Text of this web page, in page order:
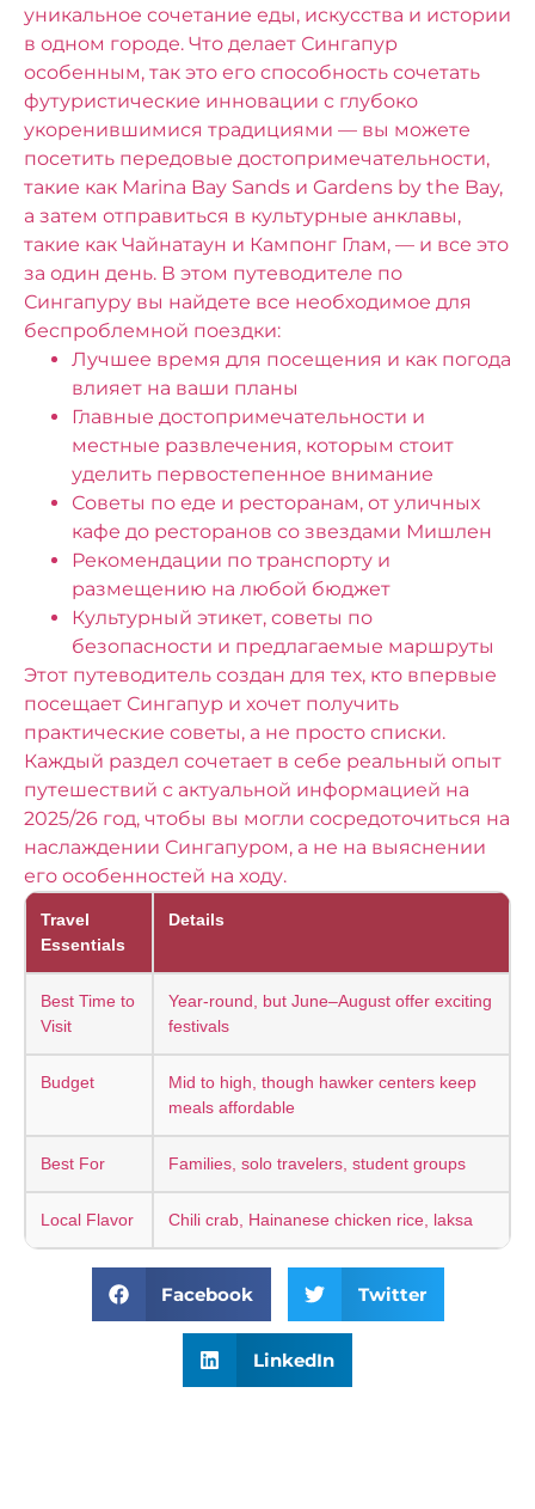
уникальное сочетание еды, искусства и истории
в одном городе. Что делает Сингапур
особенным, так это его способность сочетать
футуристические инновации с глубоко
укоренившимися традициями — вы можете
посетить передовые достопримечательности,
такие как Marina Bay Sands и Gardens by the Bay,
а затем отправиться в культурные анклавы,
такие как Чайнатаун ​​и Кампонг Глам, — и все это
за один день. В этом путеводителе по
Сингапуру вы найдете все необходимое для
беспроблемной поездки:
Лучшее время для посещения и как погода
влияет на ваши планы
Главные достопримечательности и
местные развлечения, которым стоит
уделить первостепенное внимание
Советы по еде и ресторанам, от уличных
кафе до ресторанов со звездами Мишлен
Рекомендации по транспорту и
размещению на любой бюджет
Культурный этикет, советы по
безопасности и предлагаемые маршруты
Этот путеводитель создан для тех, кто впервые
посещает Сингапур и хочет получить
практические советы, а не просто списки.
Каждый раздел сочетает в себе реальный опыт
путешествий с актуальной информацией на
2025/26 год, чтобы вы могли сосредоточиться на
наслаждении Сингапуром, а не на выяснении
его особенностей на ходу.
Travel
Essentials
Details
Best Time to
Visit
Year-round, but June–August offer exciting
festivals
Budget
Mid to high, though hawker centers keep
meals affordable
Best For Families, solo travelers, student groups
Local Flavor Chili crab, Hainanese chicken rice, laksa
Facebook Twitter
LinkedIn